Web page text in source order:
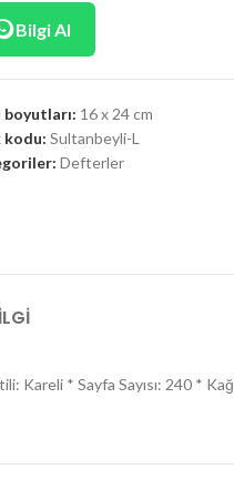
Bilgi Al
boyutları: 16 x 24 cm
kodu: Sultanbeyli-L
Defterler
* Sayfa Sayısı: 240 *